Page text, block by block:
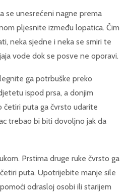
se unesrećeni nagne prema
pljesnite između lopatica. Čim
neka sjedne i neka se smiri te
vode dok se posve ne oporavi.
ga potrbuške preko
ispod prsa, a donjim
četiri puta ga čvrsto udarite
trebao bi biti dovoljno jak da
Prstima druge ruke čvrsto ga
puta. Upotrijebite manje sile
odrasloj osobi ili starijem